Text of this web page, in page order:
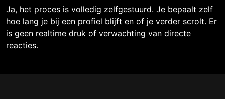
Ja, het proces is volledig zelfgestuurd. Je bepaalt zelf
hoe lang je bij een profiel blijft en of je verder scrolt. Er
is geen realtime druk of verwachting van directe
reacties.